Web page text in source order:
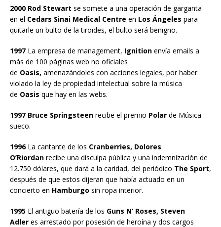
2000 Rod Stewart se somete a una operación de garganta
en el Cedars Sinai Medical Centre en Los Ángeles para
quitarle un bulto de la tiroides, el bulto será benigno.
1997 La empresa de management, Ignition envía emails a
más de 100 páginas web no oficiales
de Oasis, amenazándoles con acciones legales, por haber
violado la ley de propiedad intelectual sobre la música
de Oasis que hay en las webs.
1997 Bruce Springsteen recibe el premio Polar de Música
sueco.
1996La cantante de los Cranberries, Dolores
O’Riordan recibe una disculpa pública y una indemnización de
12.750 dólares, que dará a la caridad, del periódico The Sport,
después de que estos dijeran que había actuado en un
concierto en Hamburgo sin ropa interior.
1995 El antiguo batería de los Guns N’ Roses, Steven
Adler es arrestado por posesión de heroína y dos cargos